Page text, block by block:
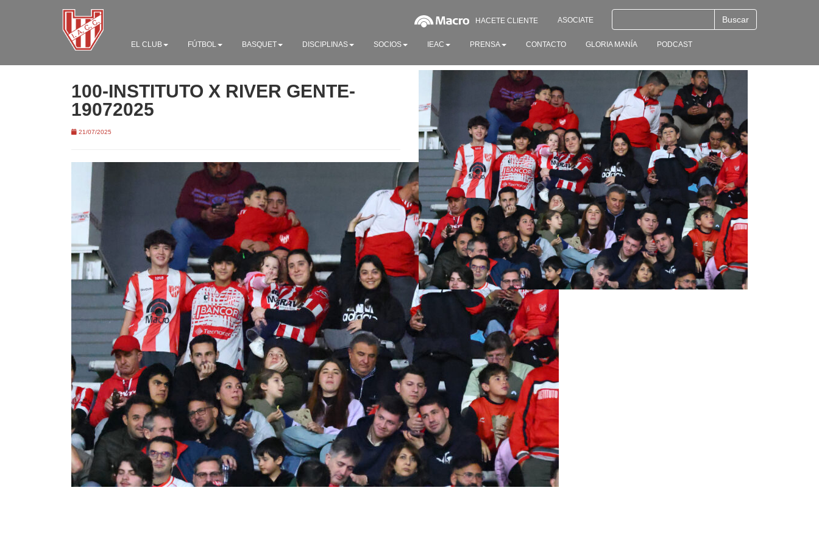
HACETE CLIENTE ASOCIATE
EL CLUB FÚTBOL BASQUET DISCIPLINAS SOCIOS IEAC PRENSA CONTACTO GLORIA MANÍA PODCAST
100-INSTITUTO X RIVER GENTE-
19072025
21/07/2025